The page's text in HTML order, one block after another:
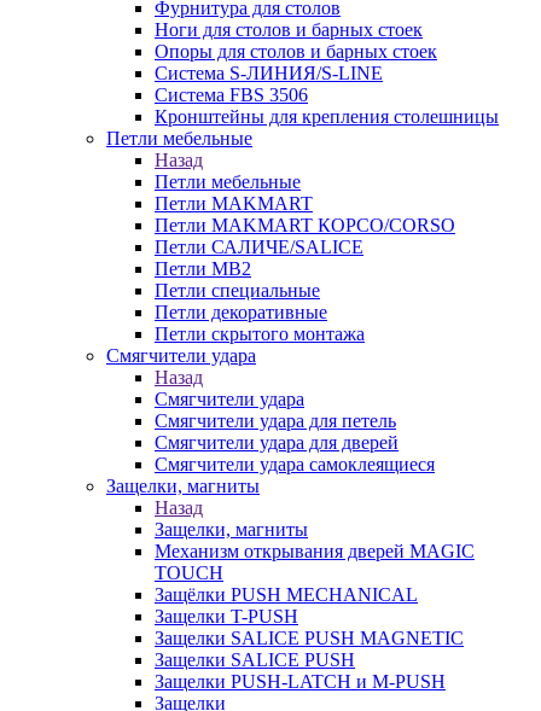
Фурнитура для столов
Ноги для столов и барных стоек
Опоры для столов и барных стоек
Система S-ЛИНИЯ/S-LINE
Система FBS 3506
Кронштейны для крепления столешницы
Петли мебельные
Назад
Петли мебельные
Петли MAKMART
Петли MAKMART КОРСО/CORSO
Петли САЛИЧЕ/SALICE
Петли MB2
Петли специальные
Петли декоративные
Петли скрытого монтажа
Смягчители удара
Назад
Смягчители удара
Смягчители удара для петель
Смягчители удара для дверей
Cмягчители удара самоклеящиеся
Защелки, магниты
Назад
Защелки, магниты
Механизм открывания дверей MAGIC
TOUCH
Защёлки PUSH MECHANICAL
Защелки T-PUSH
Защелки SALICE PUSH MAGNETIC
Защелки SALICE PUSH
Защелки PUSH-LATCH и M-PUSH
Защелки